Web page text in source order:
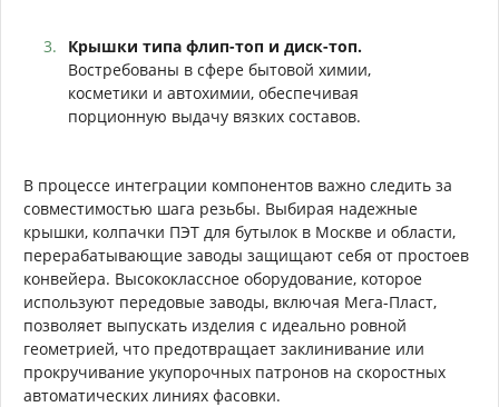
Крышки типа флип-топ и диск-топ.
Востребованы в сфере бытовой химии,
косметики и автохимии, обеспечивая
порционную выдачу вязких составов.
В процессе интеграции компонентов важно следить за
совместимостью шага резьбы. Выбирая надежные
крышки, колпачки ПЭТ для бутылок в Москве и области,
перерабатывающие заводы защищают себя от простоев
конвейера. Высококлассное оборудование, которое
используют передовые заводы, включая Мега-Пласт,
позволяет выпускать изделия с идеально ровной
геометрией, что предотвращает заклинивание или
прокручивание укупорочных патронов на скоростных
автоматических линиях фасовки.